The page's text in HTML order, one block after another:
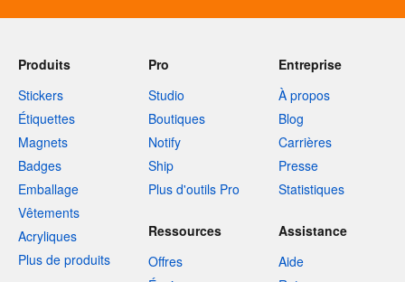
Produits
Stickers
Étiquettes
Magnets
Badges
Emballage
Vêtements
Acryliques
Plus de produits
Pro
Studio
Boutiques
Notify
Ship
Plus d'outils Pro
Entreprise
À propos
Blog
Carrières
Presse
Statistiques
Ressources
Offres
Assistance
Aide